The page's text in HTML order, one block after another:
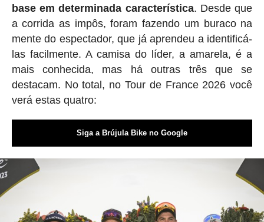
base em determinada característica. Desde que
a corrida as impôs, foram fazendo um buraco na
mente do espectador, que já aprendeu a identificá-
las facilmente. A camisa do líder, a amarela, é a
mais conhecida, mas há outras três que se
destacam. No total, no Tour de France 2026 você
verá estas quatro:
Siga a Brújula Bike no Google